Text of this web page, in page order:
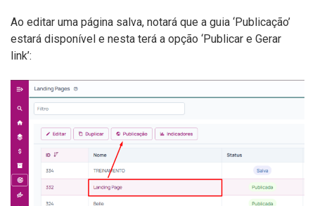
Ao editar uma página salva, notará que a guia ‘Publicação’
estará disponível e nesta terá a opção ‘Publicar e Gerar
link’: